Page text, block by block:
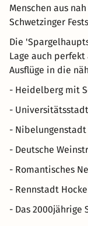
Menschen aus
Schwetzinger
Die
Lage auch
Ausflüge in die
- Heidelberg mit
-
- Nibelungenstadt
- Deutsche
- Romantisches
- Rennstadt
- Das 2000jährige